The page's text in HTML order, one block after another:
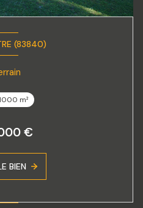
(83840)
m²
€
BIEN